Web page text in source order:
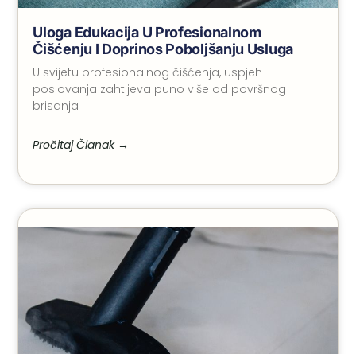
Uloga Edukacija U Profesionalnom
Čišćenju I Doprinos Poboljšanju Usluga
U svijetu profesionalnog čišćenja, uspjeh
poslovanja zahtijeva puno više od površnog
brisanja
Pročitaj Članak →